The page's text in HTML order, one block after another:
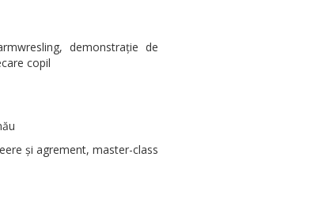
demonstrație de
copil
și agrement, master-class